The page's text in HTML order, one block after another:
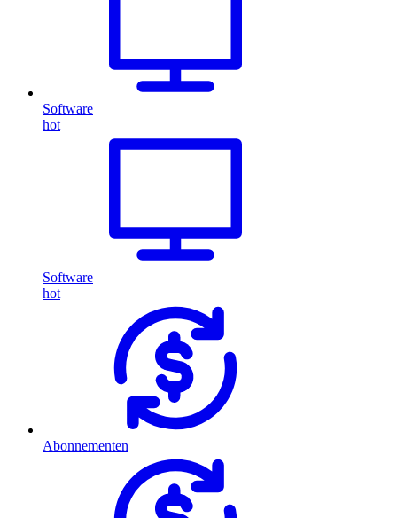
Software
hot
Software
hot
Abonnementen